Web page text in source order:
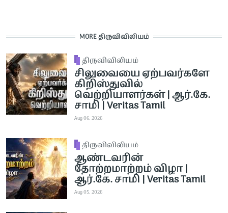
MORE திருவிவிலியம்
திருவிவிலியம்
சிலுவையை ஏற்பவர்களே
கிறிஸ்துவில்
வெற்றியாளர்கள் | ஆர்.கே.
சாமி | Veritas Tamil
Aug 06, 2026
திருவிவிலியம்
ஆண்டவரின்
தோற்றமாற்றம் விழா |
ஆர்.கே. சாமி | Veritas Tamil
Aug 05, 2026